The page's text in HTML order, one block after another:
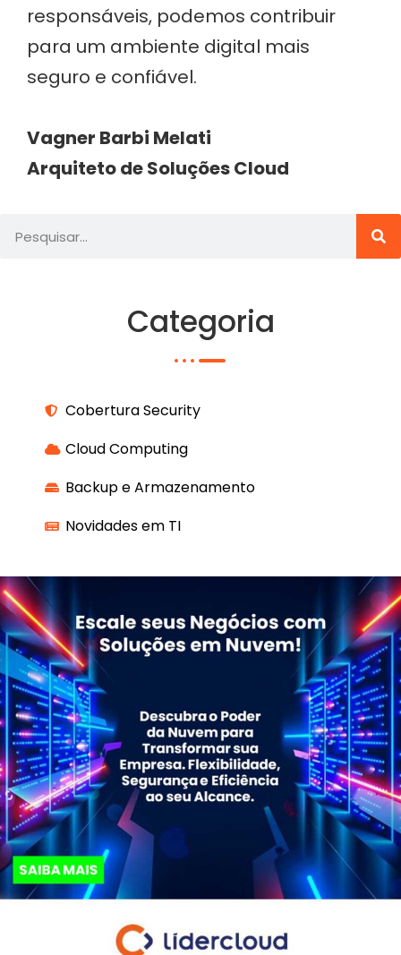
responsáveis, podemos contribuir
para um ambiente digital mais
seguro e confiável.
Vagner Barbi Melati
Arquiteto de Soluções Cloud
Categoria
Cobertura Security
Cloud Computing
Backup e Armazenamento
Novidades em TI